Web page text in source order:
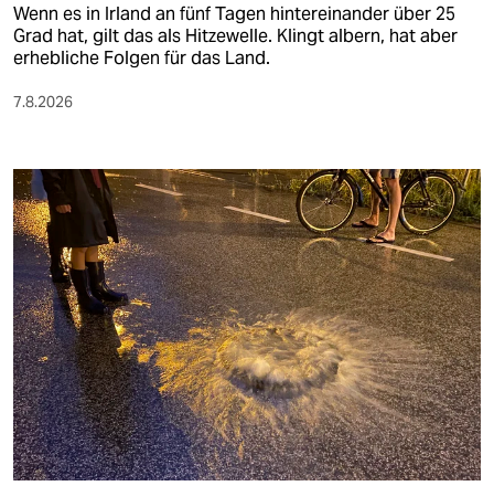
Wenn es in Irland an fünf Tagen hintereinander über 25
Grad hat, gilt das als Hitzewelle. Klingt albern, hat aber
erhebliche Folgen für das Land.
7.8.2026